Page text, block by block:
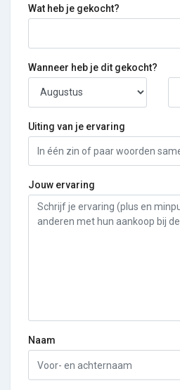
Wat heb je gekocht?
Wanneer heb je dit gekocht?
Uiting van je ervaring
Jouw ervaring
Naam